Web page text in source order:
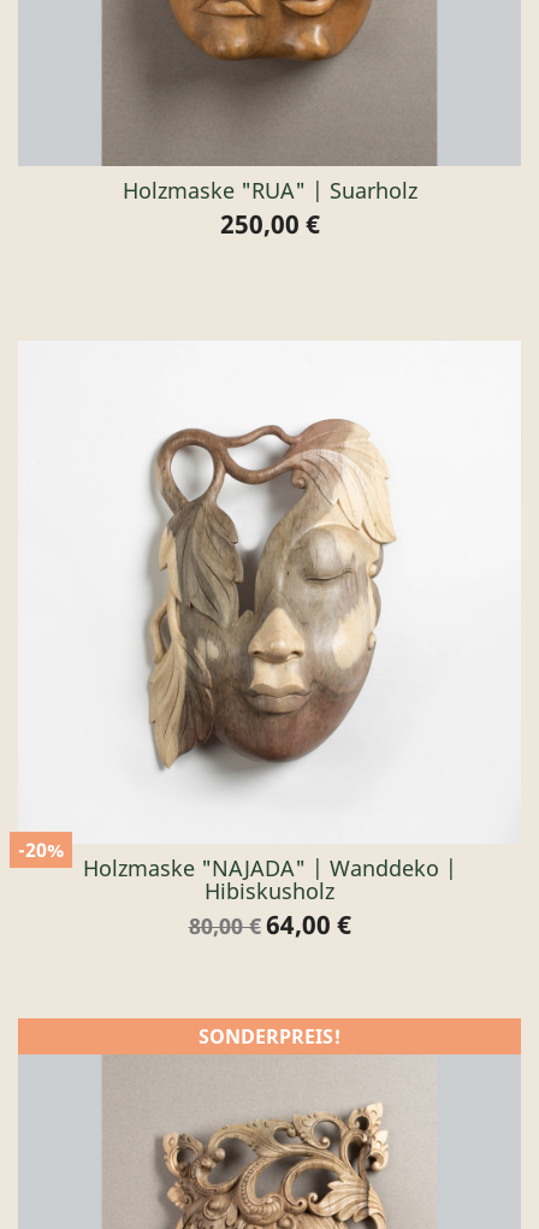
Holzmaske "RUA" | Suarholz
Preis
250,00 €
Holzmaske "NAJADA" | Wanddeko |
Hibiskusholz
Verkaufspreis
80,00 €
-20%
Preis
64,00 €
SONDERPREIS!